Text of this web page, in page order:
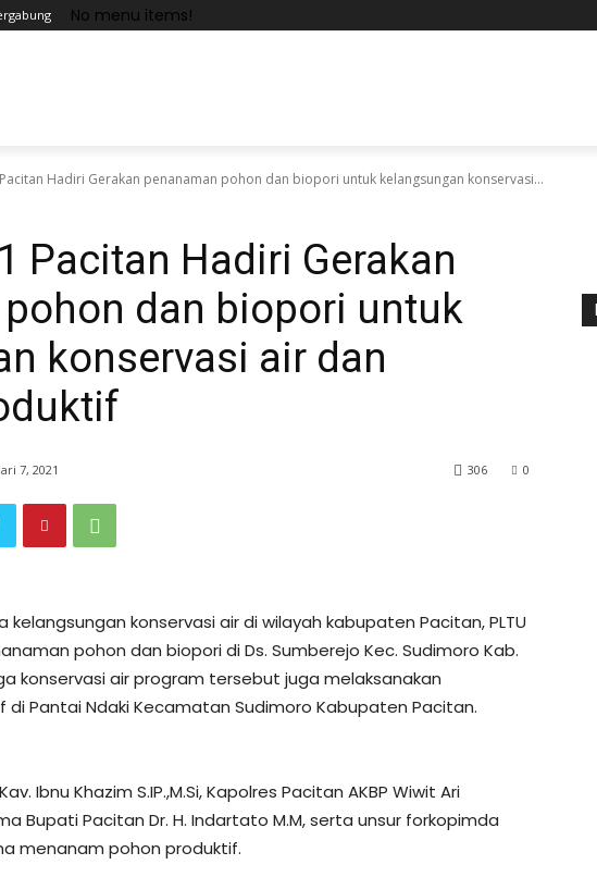
No menu items!
Hadiri Gerakan penanaman pohon dan biopori untuk kelangsungan konservasi...
Pacitan Hadiri Gerakan
dan biopori untuk
konservasi air dan
7, 2021 0
306
konservasi air di wilayah kabupaten Pacitan, PLTU
pohon dan biopori di Ds. Sumberejo Kec. Sudimoro Kab.
konservasi air program tersebut juga melaksanakan
Pantai Ndaki Kecamatan Sudimoro Kabupaten Pacitan.
Ibnu Khazim S.IP.,M.Si, Kapolres Pacitan AKBP Wiwit Ari
Bupati Pacitan Dr. H. Indartato M.M, serta unsur forkopimda
menanam pohon produktif.